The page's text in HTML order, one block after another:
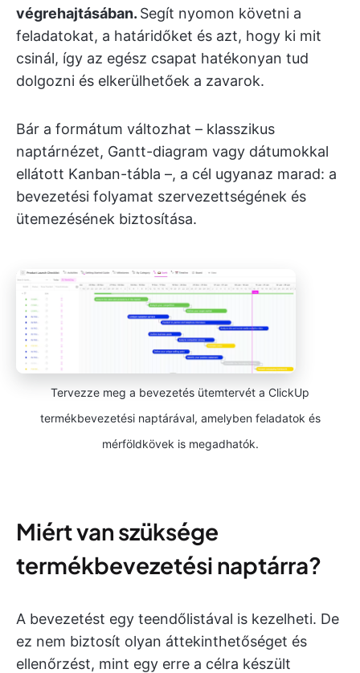
végrehajtásában. Segít nyomon követni a
feladatokat, a határidőket és azt, hogy ki mit
csinál, így az egész csapat hatékonyan tud
dolgozni és elkerülhetőek a zavarok.
Bár a formátum változhat – klasszikus
naptárnézet, Gantt-diagram vagy dátumokkal
ellátott Kanban-tábla –, a cél ugyanaz marad: a
bevezetési folyamat szervezettségének és
ütemezésének biztosítása.
Tervezze meg a bevezetés ütemtervét a ClickUp
termékbevezetési naptárával, amelyben feladatok és
mérföldkövek is megadhatók.
Miért van szüksége
termékbevezetési naptárra?
A bevezetést egy teendőlistával is kezelheti. De
ez nem biztosít olyan áttekinthetőséget és
ellenőrzést, mint egy erre a célra készült